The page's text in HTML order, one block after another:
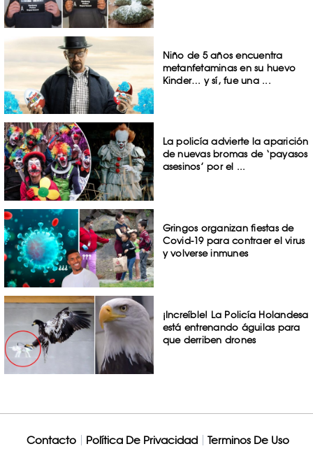
Niño de 5 años encuentra
metanfetaminas en su huevo
Kinder… y sí, fue una ...
La policía advierte la aparición
de nuevas bromas de ‘payasos
asesinos’ por el ...
Gringos organizan fiestas de
Covid-19 para contraer el virus
y volverse inmunes
¡Increíble! La Policía Holandesa
está entrenando águilas para
que derriben drones
Contacto Política De Privacidad Terminos De Uso